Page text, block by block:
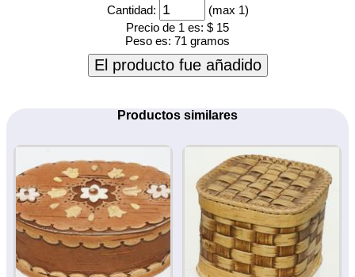
Cantidad:
(max 1)
Precio de 1 es: $ 15
Peso es: 71 gramos
El producto fue añadido
Productos similares